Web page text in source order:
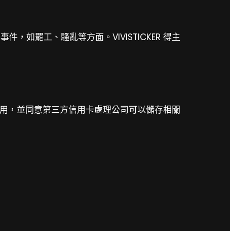
，如罷工、騷亂等方面。VIVISTICKER 得主
，並同意第三方信用卡處理公司可以儲存相關